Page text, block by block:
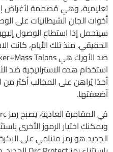
تعليمية، وهي مُصممة لأغراض
أخوات الجان الشيطانيات على
سيتحمل إذا استطاع الوصول
الحقيقي. منذ تلك الأيام، كانت
استخدام هذه الاستراتيجية ضد
أحدًا يُراهن على المخالب أكثر من
أضعفتها.